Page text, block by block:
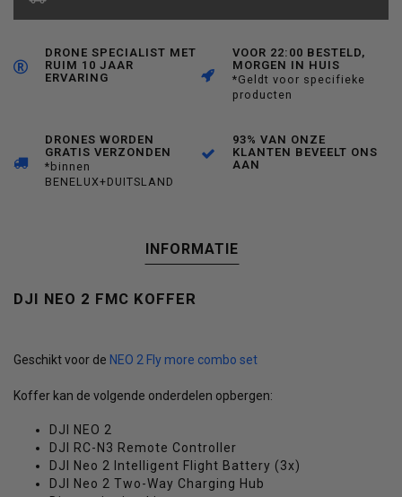
DRONE SPECIALIST MET
RUIM 10 JAAR
ERVARING
VOOR 22:00 BESTELD,
MORGEN IN HUIS
*Geldt voor specifieke
producten
DRONES WORDEN
GRATIS VERZONDEN
*binnen
BENELUX+DUITSLAND
93% VAN ONZE
KLANTEN BEVEELT ONS
AAN
INFORMATIE
DJI NEO 2 FMC KOFFER
Geschikt voor de NEO 2 Fly more combo set
Koffer kan de volgende onderdelen opbergen:
DJI NEO 2
DJI RC-N3 Remote Controller
DJI Neo 2 Intelligent Flight Battery (3x)
DJI Neo 2 Two-Way Charging Hub